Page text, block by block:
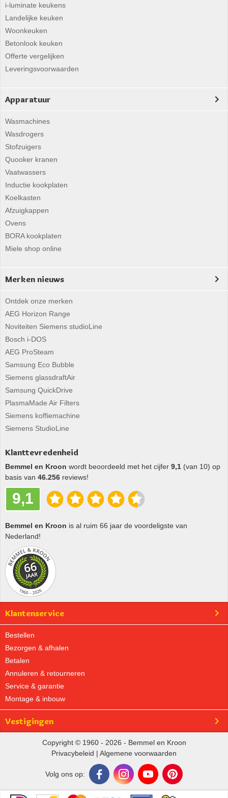
i-luminate keukens
Landelijke keuken
Woonkeuken
Betonlook keuken
Offerte vergelijken
Leveringsvoorwaarden
Apparatuur
Wasmachines
Wasdrogers
Stofzuigers
Quooker kranen
Vaatwassers
Inductie kookplaten
Koelkasten
Afzuigkappen
Ovens
BORA kookplaten
Miele shop online
Merken nieuws
Ontdek onze merken
AEG Horizon Range
Noviteiten Siemens studioLine
Bosch i-DOS
AEG ProSteam
Samsung Eco Bubble
Siemens glassdraftAir
Samsung QuickDrive
PlasmaMade Air Filters
Siemens koffiemachine
Siemens StudioLine
Klanttevredenheid
Bemmel en Kroon wordt beoordeeld met het cijfer 9,1 (van 10) op
basis van 46.256 reviews!
9,1
Bemmel en Kroon is al ruim 66 jaar de voordeligste van
Nederland!
Klantenservice
Bestellen
Bezorgen & afhalen
Betalen
Annuleren & retourneren
Service & garantie
Montage & inbouw
Vestigingen
Copyright © 1960 - 2026 - Bemmel en Kroon
Privacybeleid | Algemene voorwaarden
Volg ons op: